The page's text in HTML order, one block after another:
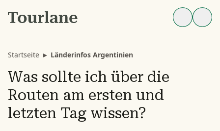
Startseite ▸ Länderinfos Argentinien
Was sollte ich über die
Routen am ersten und
letzten Tag wissen?